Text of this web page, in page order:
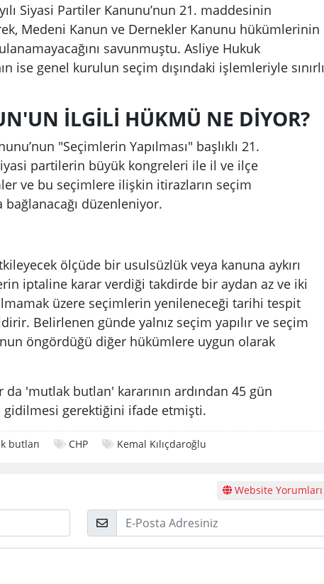
Siyasi Partiler Kanunu’nun 21. maddesinin
Medeni Kanun ve Dernekler Kanunu hükümlerinin
savunmuştu. Asliye Hukuk
ise genel kurulun seçim dışındaki işlemleriyle sınırlı
İLGİLİ HÜKMÜ NE DİYOR?
"Seçimlerin Yapılması" başlıklı 21.
partilerin büyük kongreleri ile il ve ilçe
ve bu seçimlere ilişkin itirazların seçim
düzenleniyor.
ölçüde bir usulsüzlük veya kanuna aykırı
iptaline karar verdiği takdirde bir aydan az ve iki
üzere seçimlerin yenileneceği tarihi tespit
Belirlenen günde yalnız seçim yapılır ve seçim
öngördüğü diğer hükümlere uygun olarak
'mutlak butlan' kararının ardından 45 gün
gerektiğini ifade etmişti.
butlan CHP Kemal Kılıçdaroğlu
Website Yorumları
Posta